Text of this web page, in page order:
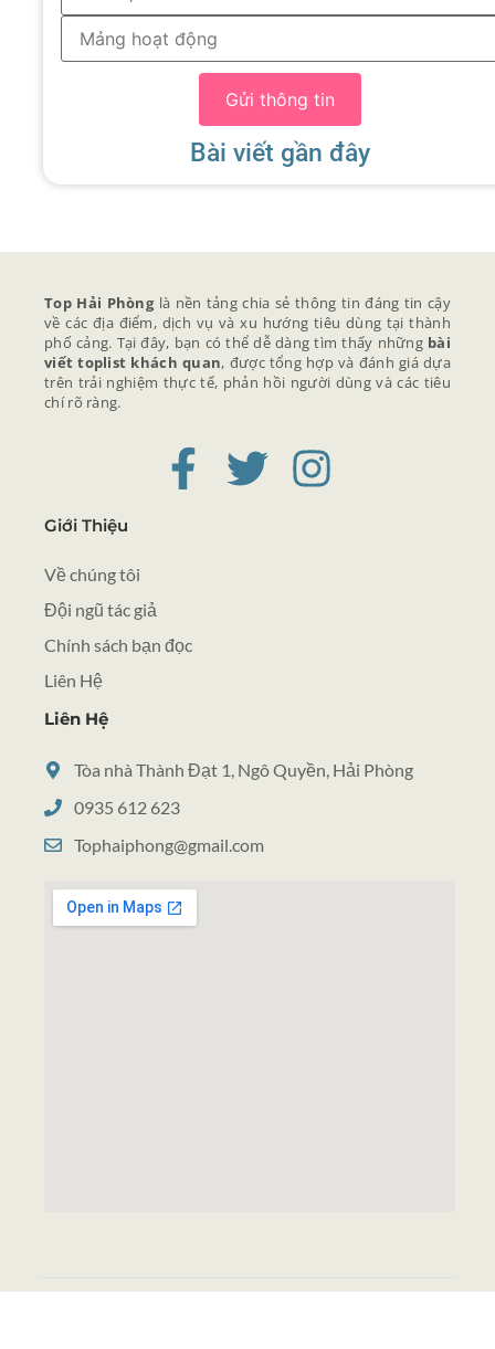
Gửi thông tin
Bài viết gần đây
Top Hải Phònglà nền tảng chia sẻ thông tin đáng tin cậy
về các địa điểm, dịch vụ và xu hướng tiêu dùng tại thành
phố cảng. Tại đây, bạn có thể dễ dàng tìm thấy những bài
viết toplist khách quan, được tổng hợp và đánh giá dựa
trên trải nghiệm thực tế, phản hồi người dùng và các tiêu
chí rõ ràng.
Giới Thiệu
Về chúng tôi
Đội ngũ tác giả
Chính sách bạn đọc
Liên Hệ
Liên Hệ
Tòa nhà Thành Đạt 1, Ngô Quyền, Hải Phòng
0935 612 623
Tophaiphong@gmail.com